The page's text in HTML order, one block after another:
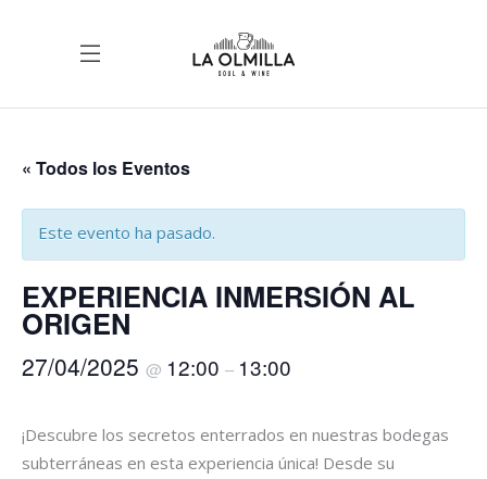
« Todos los Eventos
Este evento ha pasado.
EXPERIENCIA INMERSIÓN AL
ORIGEN
27/04/2025 @ 12:00 – 13:00
¡Descubre los secretos enterrados en nuestras bodegas
subterráneas en esta experiencia única! Desde su